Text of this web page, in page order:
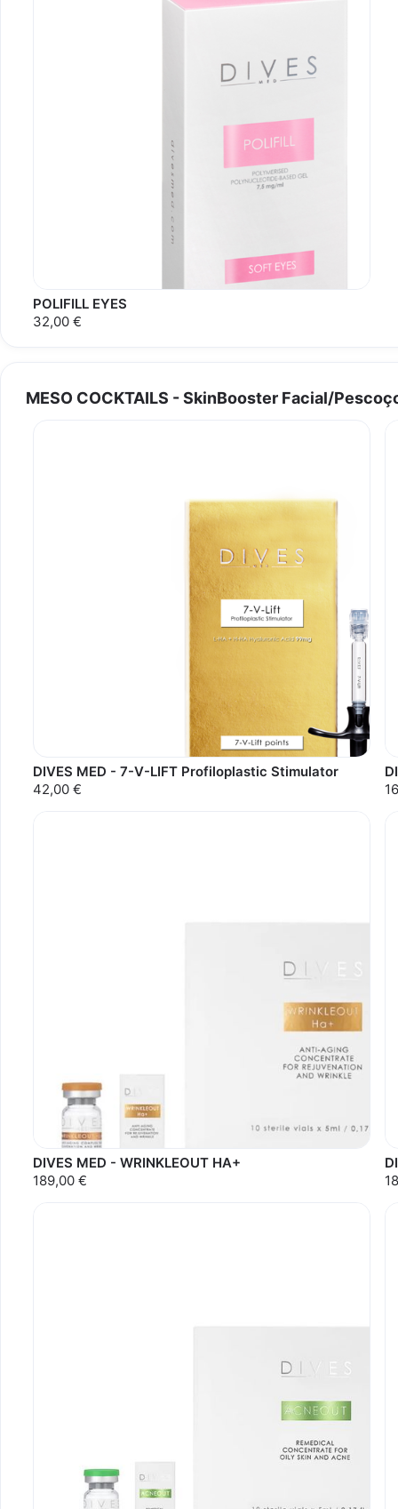
POLIFILL EYES
32,00 €
MESO COCKTAILS - SkinBooster Facial/
DIVES MED - 7-V-LIFT Profiloplastic Stimulator
42,00 €
DIVES MED - WRINKLEOUT HA+
189,00 €